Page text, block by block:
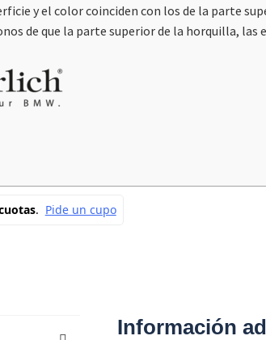
y el color coinciden con los de la parte
de que la parte superior de la horquilla,
Información